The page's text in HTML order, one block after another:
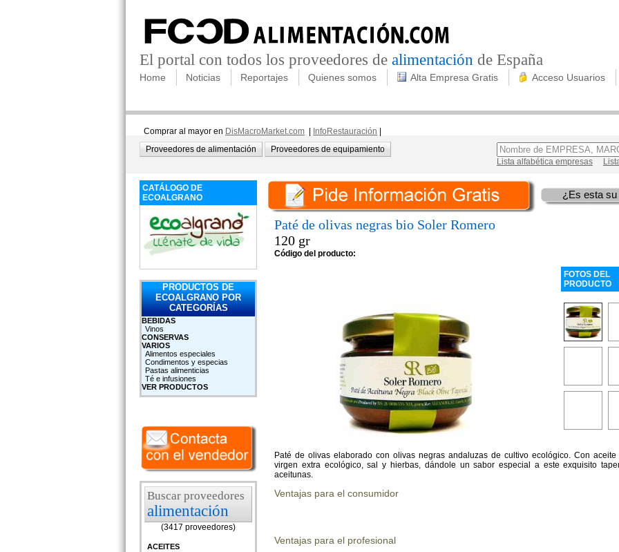
El portal con todos los proveedores de alimentación de España
Home Noticias Reportajes Quienes somos Alta Empresa Gratis Acceso Usuarios
Comprar al mayor en DisMacroMarket.com InfoRestauración
Proveedores de alimentación
Proveedores de equipamiento
Lista alfabética empresas
CATÁLOGO DE
ECOALGRANO
PRODUCTOS DE
ECOALGRANO POR
CATEGORÍAS
BEBIDAS
Vinos
CONSERVAS
VARIOS
Alimentos especiales
Condimentos y especias
Pastas alimenticias
Té e infusiones
VER PRODUCTOS
Buscar proveedores
alimentación
(3417 proveedores)
ACEITES
¿Es esta
Paté de olivas negras bio Soler Romero
120 gr
Código del producto:
FOTOS DEL
PRODUCTO
Paté de olivas elaborado con olivas negras andaluzas de cultivo ecológico. Con
virgen extra ecológico, sal y hierbas, dándole un sabor especial a este exquisito
aceitunas.
Ventajas para el consumidor
Ventajas para el profesional